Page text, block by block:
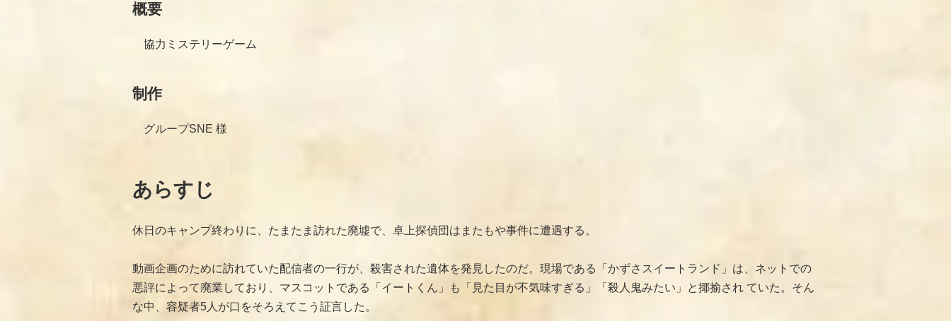
概要
協力ミステリーゲーム
制作
グループSNE 様
あらすじ
休日のキャンプ終わりに、たまたま訪れた廃墟で、卓上探偵団はまたもや事件に遭遇する。
動画企画のために訪れていた配信者の一行が、殺害された遺体を発見したのだ。現場である「かずさスイートランド」は、ネットでの
悪評によって廃業しており、マスコットである「イートくん」も「見た目が不気味すぎる」「殺人鬼みたい」と揶揄され ていた。そん
な中、容疑者5人が口をそろえてこう証言した。